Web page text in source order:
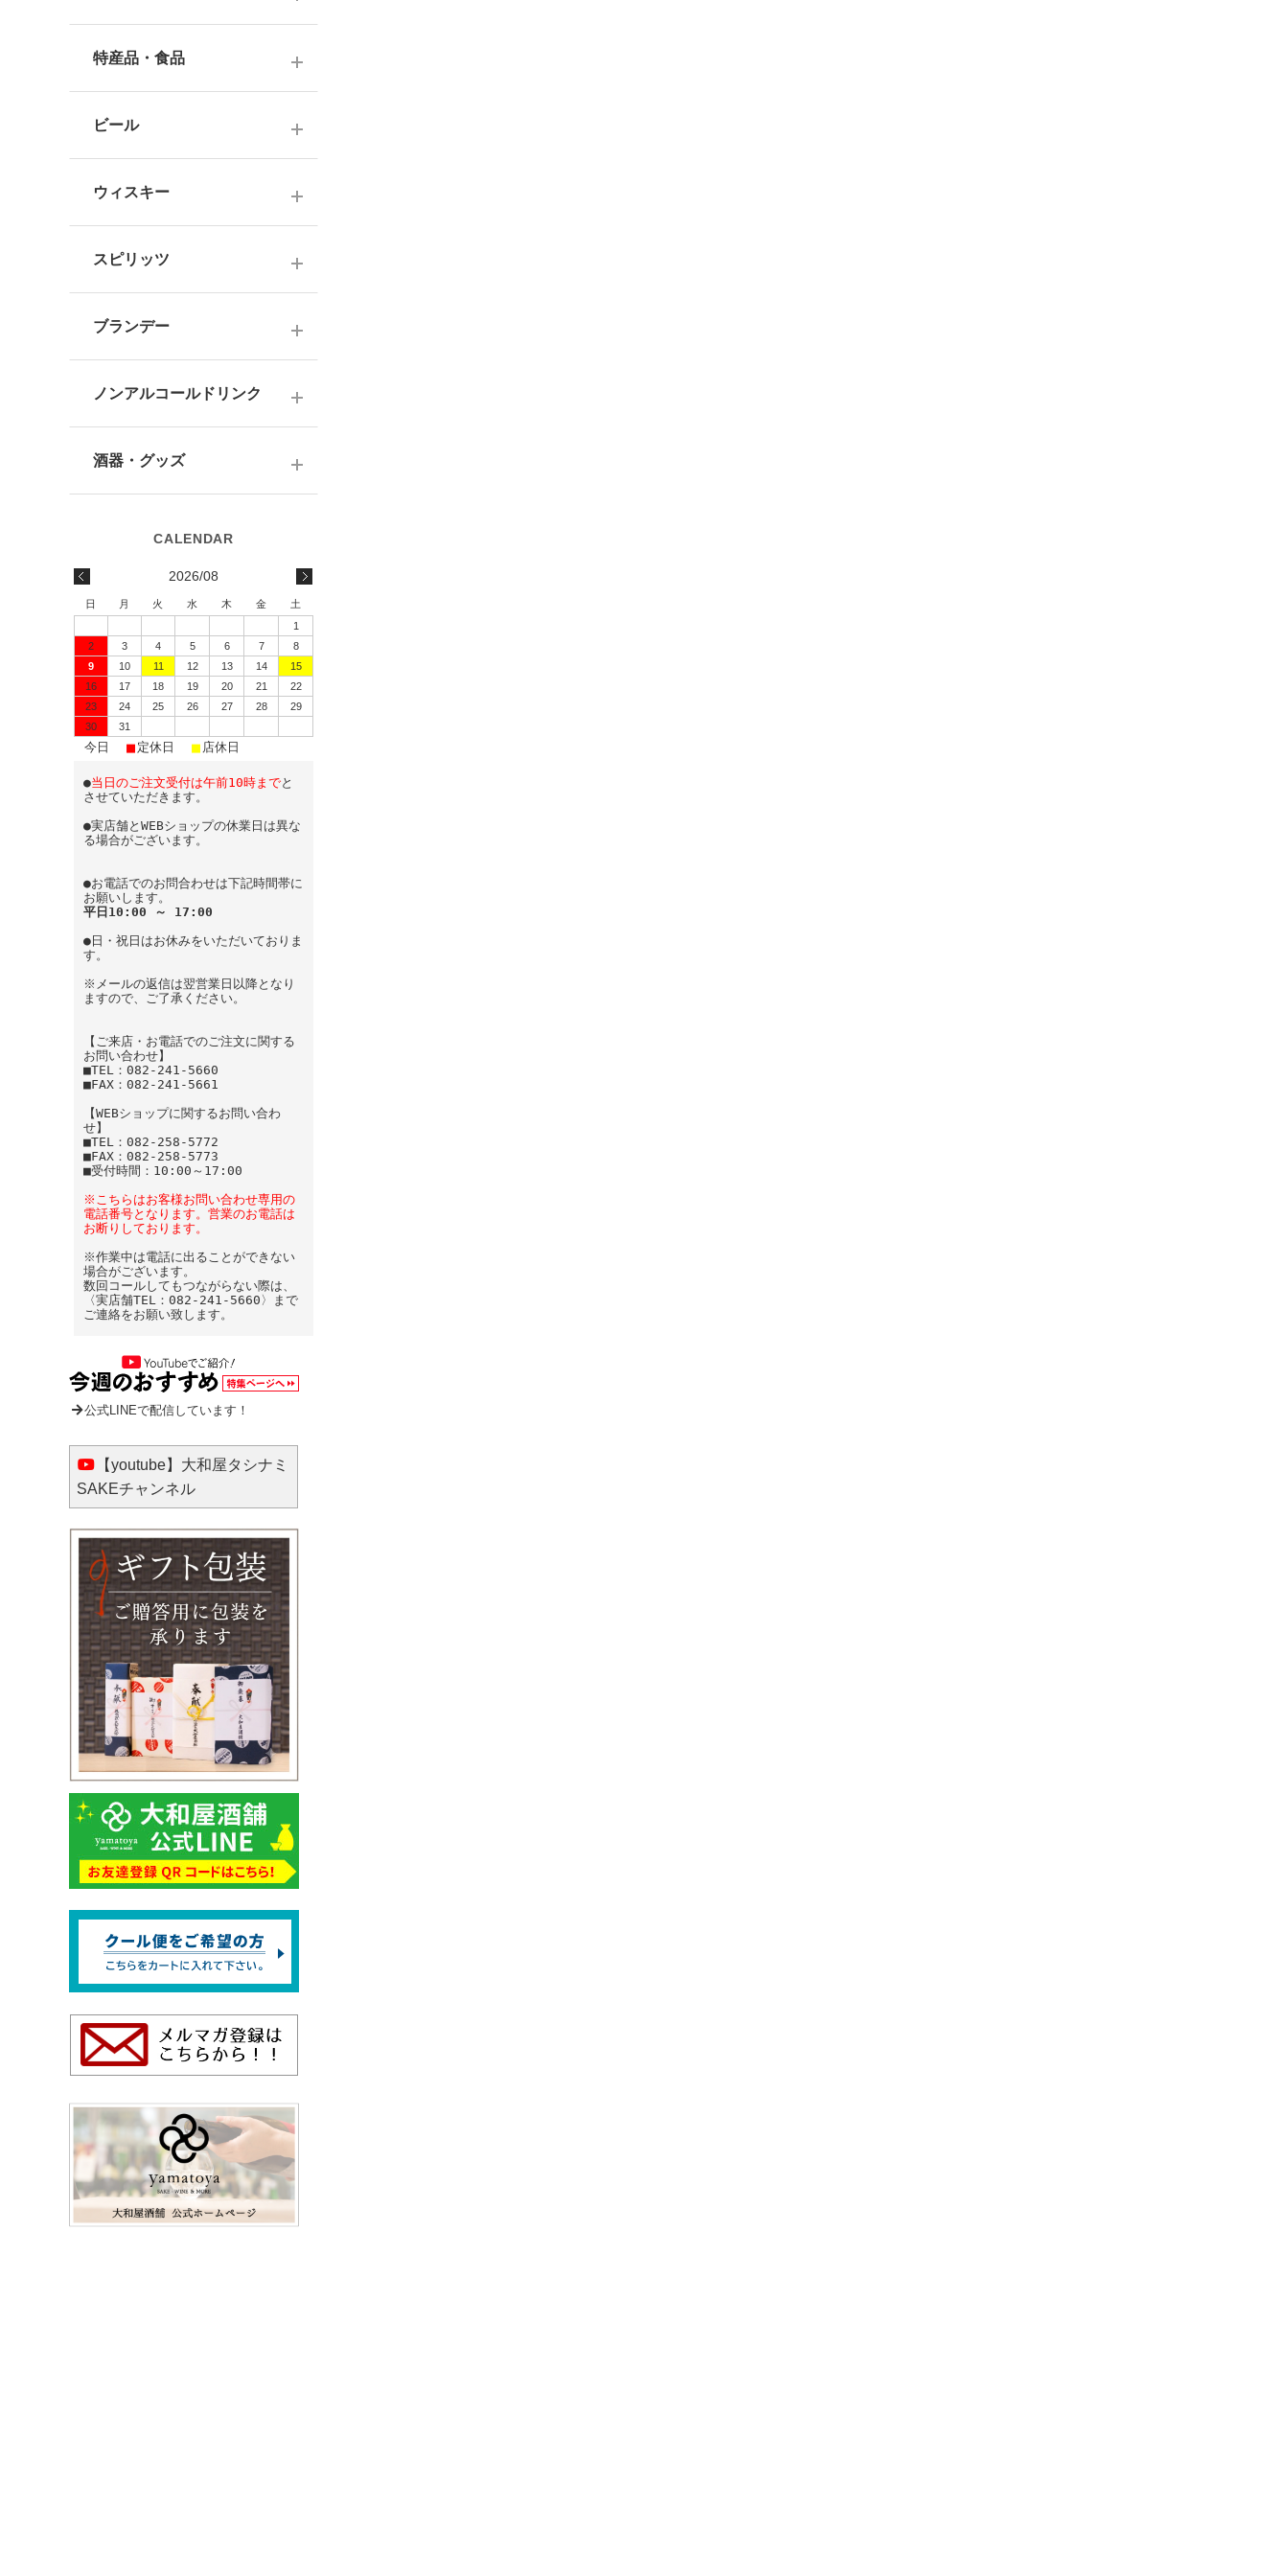
普通酒
お燗酒
にごり酒・発泡・その他
中部・北陸の日本酒
九州の日本酒
日本酒-720ml・500ml
日本酒-300ml・360ml
日本酒-180ml
飲みきりサイズ
麦焼酎
米焼酎
黒糖焼酎
ドイツワイン
海外産ワイン
赤ワイン
シャンパーニュ
スパークリングワイン
オレンジワイン
果実酒・その他
シリーズで選ぶ
特産品・食品
おつまみ
健康志向・免疫力アップ
調味料
ビール
ウィスキー
その他ウイスキー
国産洋酒
スピリッツ
ラム
テキーラ
ブランデー
ノンアルコールドリンク
酒器・グッズ
蔵元エコバッグ
2026/08
日 月 火 水 木 金
土
1
2
3 4 5 6 7
8
9
10 11 12 13 14
15
16
17 18 19 20 21
22
23
24 25 26 27 28
29
30
31
今日 ■ 定休日 ■ 店休日
●当日のご注文受付は午前10時までと
させていただきます。
●実店舗とWEBショップの休業日は異な
る場合がございます。
●お電話でのお問合わせは下記時間帯に
お願いします。
平日10:00 ～ 17:00
●日・祝日はお休みをいただいておりま
す。
※メールの返信は翌営業日以降となり
ますので、ご了承ください。
【ご来店・お電話でのご注文に関する
お問い合わせ】
■TEL：082-241-5660
■FAX：082-241-5661
【WEBショップに関するお問い合わ
せ】
■TEL：082-258-5772
■FAX：082-258-5773
■受付時間：10:00～17:00
※こちらはお客様お問い合わせ専用の
電話番号となります。営業のお電話は
お断りしております。
※作業中は電話に出ることができない
場合がございます。
数回コールしてもつながらない際は、
〈実店舗TEL：082-241-5660〉まで
ご連絡をお願い致します。
公式LINEで配信しています！
【youtube】大和屋タシナミ
SAKEチャンネル